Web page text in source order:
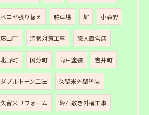
ベニヤ張り替え 駐車場 塀 小森野
藤山町 湿気対策工事 職人直営店
北野町 国分町 雨戸塗装 吉井町
ダブルトーン工法 久留米外壁塗装
久留米リフォーム 砕石敷き外構工事